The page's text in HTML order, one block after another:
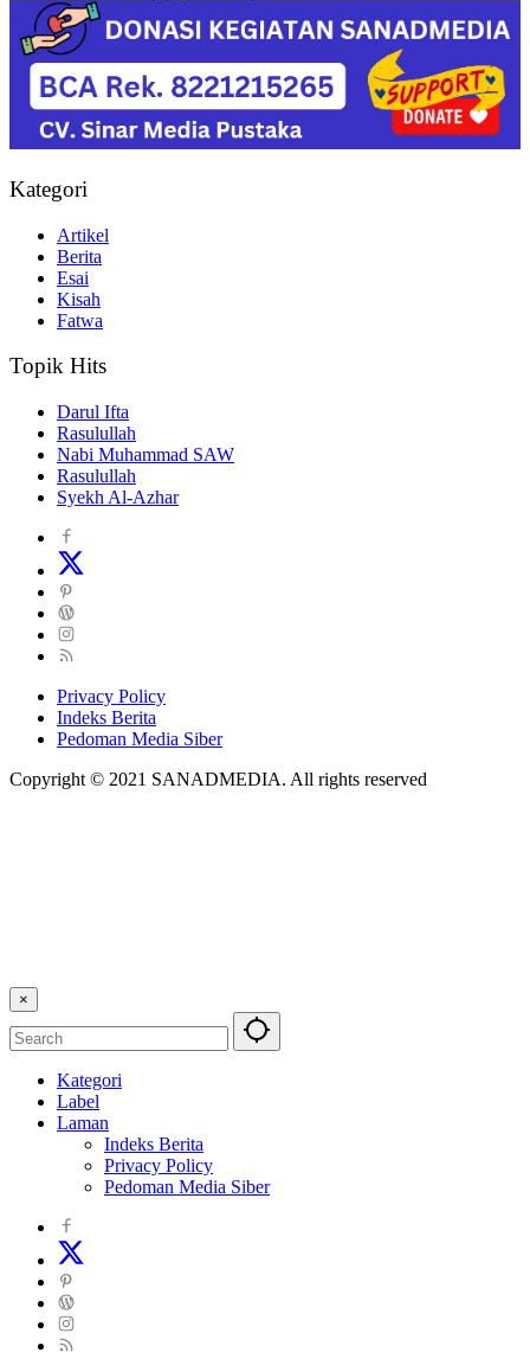
Kategori
Artikel
Berita
Esai
Kisah
Fatwa
Topik Hits
Darul Ifta
Rasulullah
Nabi Muhammad SAW
Rasulullah
Syekh Al-Azhar
Privacy Policy
Indeks Berita
Pedoman Media Siber
Copyright © 2021 SANADMEDIA. All rights reserved
×
Kategori
Label
Laman
Indeks Berita
Privacy Policy
Pedoman Media Siber